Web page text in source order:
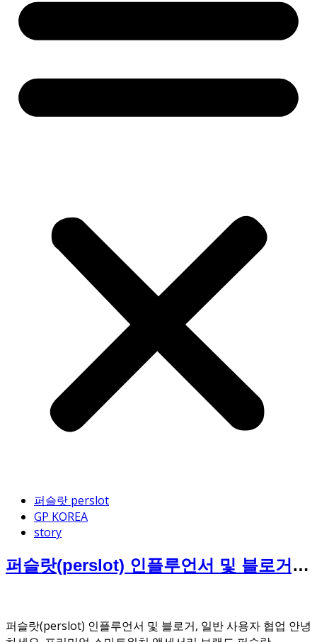
퍼슬랏 perslot
GP KOREA
story
퍼슬랏(perslot) 인플루언서 및 블로거,
퍼슬랏(perslot) 인플루언서 및 블로거, 일반 사용자 협업 안녕